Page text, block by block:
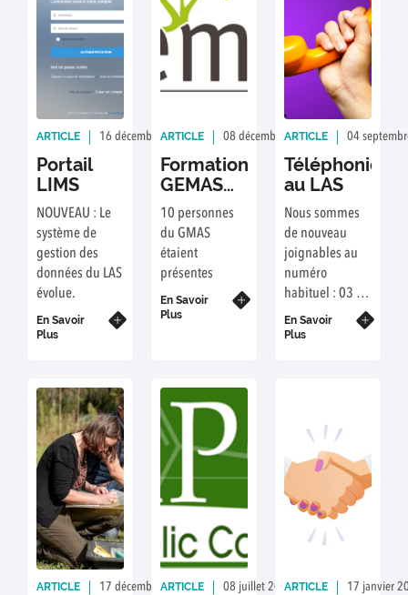
ARTICLE 16 décembre 2025 Rédaction : Meggie TURF DRUELLE
Portail
LIMS
NOUVEAU : Le
système de
gestion des
données du LAS
évolue.
En Savoir
Plus
ARTICLE 08 décembre 2025 Rédaction :
Formation
GEMAS
des 22 et
23 mai
2025
10 personnes
du GMAS
étaient
présentes
En Savoir
Plus
ARTICLE 04
Téléphonie
au LAS
Nous sommes
de nouveau
joignables au
numéro
habituel : 03 21
21 86 00.
En Savoir
Plus
ARTICLE 17 décembre 2024 Rédaction : Meggie Turf Druelle
ARTICLE 08 juillet 2024 Rédaction : Jérôme
ARTICLE 17 janvier